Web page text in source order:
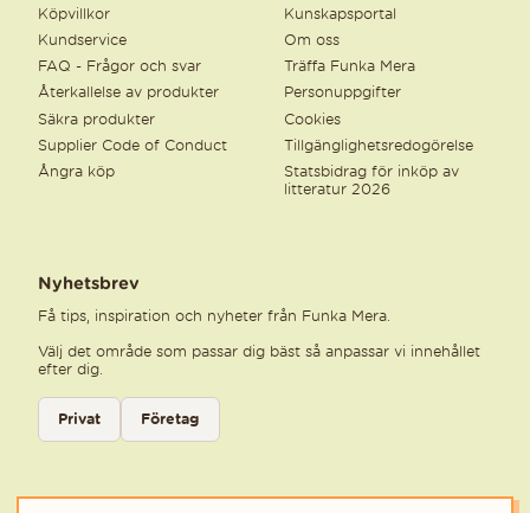
Köpvillkor
Kundservice
FAQ - Frågor och svar
Återkallelse av produkter
Säkra produkter
Supplier Code of Conduct
Ångra köp
Kunskapsportal
Om oss
Träffa Funka Mera
Personuppgifter
Cookies
Tillgänglighetsredogörelse
Statsbidrag för inköp av
litteratur 2026
Nyhetsbrev
Få tips, inspiration och nyheter från Funka Mera.
Välj det område som passar dig bäst så anpassar vi innehållet
efter dig.
Välj kategori för nyhetsbrev
Privat
Företag